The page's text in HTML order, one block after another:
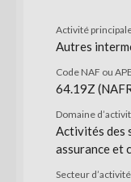
Activité
Autres
Code NAF ou APE
64.19Z
Domaine
Activités des
assurance et
Secteur d’activité